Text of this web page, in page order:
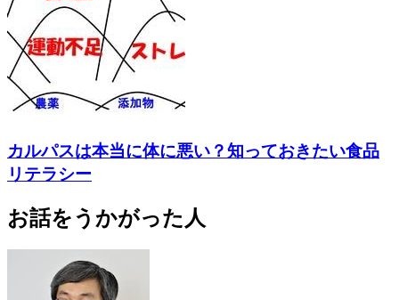
カルパスは本当に体に悪い？知っておきたい食品
リテラシー
お話をうかがった人